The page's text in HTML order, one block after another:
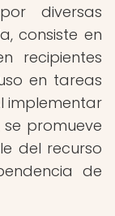
diversas
consiste en
recipientes
en tareas
implementar
promueve
del recurso
de